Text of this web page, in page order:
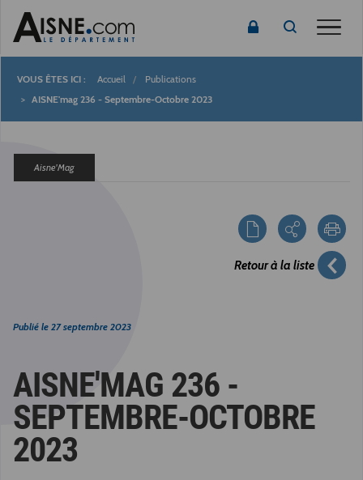
Fil
Accueil
Publications
AISNE'mag 236 - Septembre-Octobre 2023
Aisne'Mag
Retour à la liste
Publié le 27 septembre 2023
AISNE'MAG 236 -
SEPTEMBRE-OCTOBRE
2023